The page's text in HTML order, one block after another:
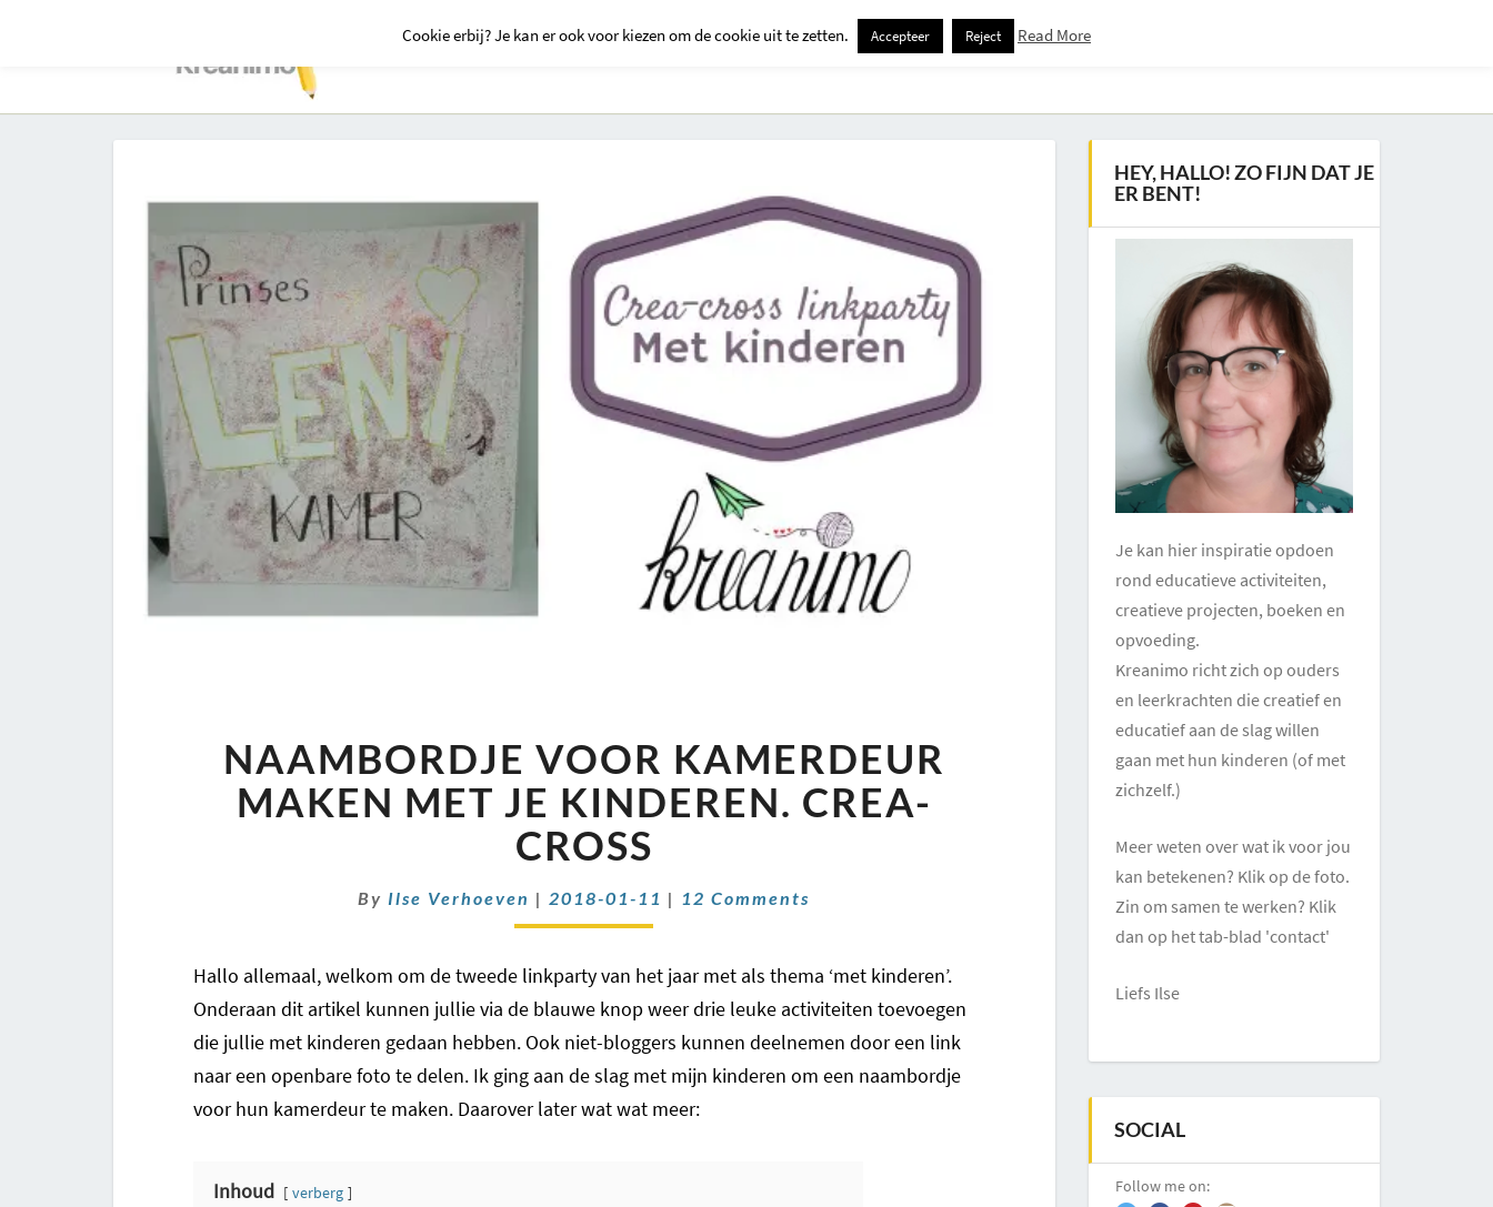
Contact Kids Creatief Erop Uit Huis En Tuin Downloadspagina – Voor Nieuwsbrief Abonnees
VOOR
KAMERDEUR
MAKEN
MET
JE
KINDEREN.
CREA-
NAAMBORDJE VOOR KAMERDEUR
MAKEN MET JE KINDEREN. CREA-
CROSS
By Ilse Verhoeven | 2018-01-11 | Comments
12 Comments
Hallo allemaal, welkom om de tweede linkparty van het jaar met als thema ‘met kinderen’.
Onderaan dit artikel kunnen jullie via de blauwe knop weer drie leuke activiteiten toevoegen
die jullie met kinderen gedaan hebben. Ook niet-bloggers kunnen deelnemen door een link
naar een openbare foto te delen. Ik ging aan de slag met mijn kinderen om een naambordje
voor hun kamerdeur te maken. Daarover later wat wat meer:
Inhoud verberg
HEY, HALLO! ZO FIJN DAT JE
ER BENT!
Je kan hier inspiratie opdoen
rond educatieve activiteiten,
creatieve projecten, boeken en
opvoeding.
Kreanimo richt zich op ouders
en leerkrachten die creatief en
educatief aan de slag willen
gaan met hun kinderen (of met
zichzelf.)
Meer weten over wat ik voor jou
kan betekenen? Klik op de foto.
Zin om samen te werken? Klik
dan op het tab-blad 'contact'
Liefs Ilse
SOCIAL
Follow me on:
Cookie erbij? Je kan er ook voor kiezen om de cookie uit te zetten. Accepteer Reject Read More